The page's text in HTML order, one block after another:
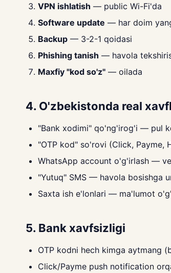
VPN ishlatish — public Wi-Fi'da
Software update — har doim
Backup — 3-2-1 qoidasi
Phishing tanish — havola
Maxfiy "kod so'z" — oilada
4. O'zbekistonda real
"Bank xodimi" qo'ng'irog'i — pul
"OTP kod" so'rovi (Click, Payme,
WhatsApp account o'g'irlash —
"Yutuq" SMS — havola bosishga
Saxta ish e'lonlari — ma'lumot
5. Bank xavfsizligi
OTP kodni hech kimga aytmang
Click/Payme push notification